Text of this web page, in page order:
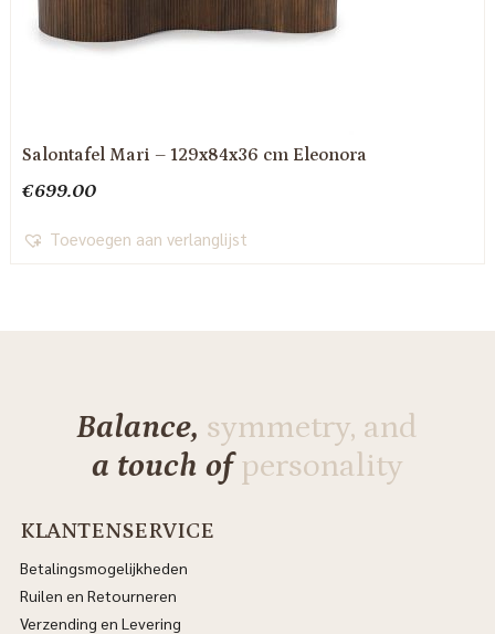
Salontafel Mari – 129x84x36 cm Eleonora
€699.00
Toevoegen aan verlanglijst
Balance, symmetry, and
a touch ofpersonality
KLANTENSERVICE
Betalingsmogelijkheden
Ruilen en Retourneren
Verzending en Levering